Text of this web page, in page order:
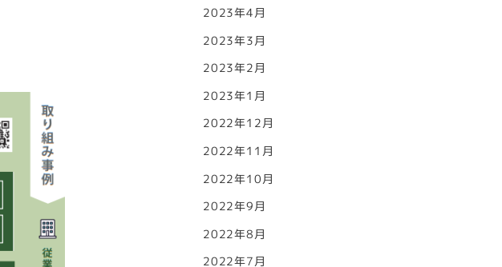
2023年4月
2023年3月
2023年2月
2023年1月
2022年12月
2022年11月
2022年10月
2022年9月
2022年8月
2022年7月